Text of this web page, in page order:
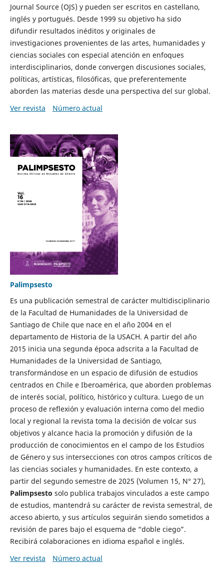
Journal Source (OJS) y pueden ser escritos en castellano,
inglés y portugués. Desde 1999 su objetivo ha sido
difundir resultados inéditos y originales de
investigaciones provenientes de las artes, humanidades y
ciencias sociales con especial atención en enfoques
interdisciplinarios, donde convergen discusiones sociales,
políticas, artísticas, filosóficas, que preferentemente
aborden las materias desde una perspectiva del sur global.
Ver revista
Número actual
Palimpsesto
Es una publicación semestral de carácter multidisciplinario
de la Facultad de Humanidades de la Universidad de
Santiago de Chile que nace en el año 2004 en el
departamento de Historia de la USACH. A partir del año
2015 inicia una segunda época adscrita a la Facultad de
Humanidades de la Universidad de Santiago,
transformándose en un espacio de difusión de estudios
centrados en Chile e Iberoamérica, que aborden problemas
de interés social, político, histórico y cultura. Luego de un
proceso de reflexión y evaluación interna como del medio
local y regional la revista toma la decisión de volcar sus
objetivos y alcance hacia la promoción y difusión de la
producción de conocimientos en el campo de los Estudios
de Género y sus intersecciones con otros campos críticos de
las ciencias sociales y humanidades. En este contexto, a
partir del segundo semestre de 2025 (Volumen 15, N° 27),
Palimpsesto solo publica trabajos vinculados a este campo
de estudios, mantendrá su carácter de revista semestral, de
acceso abierto, y sus artículos seguirán siendo sometidos a
revisión de pares bajo el esquema de “doble ciego”.
Recibirá colaboraciones en idioma español e inglés.
Ver revista
Número actual